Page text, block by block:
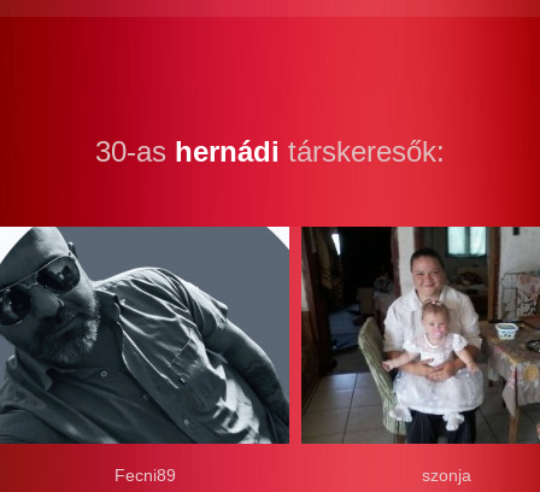
30-as hernádi társkeresők:
szonja
Fecni89